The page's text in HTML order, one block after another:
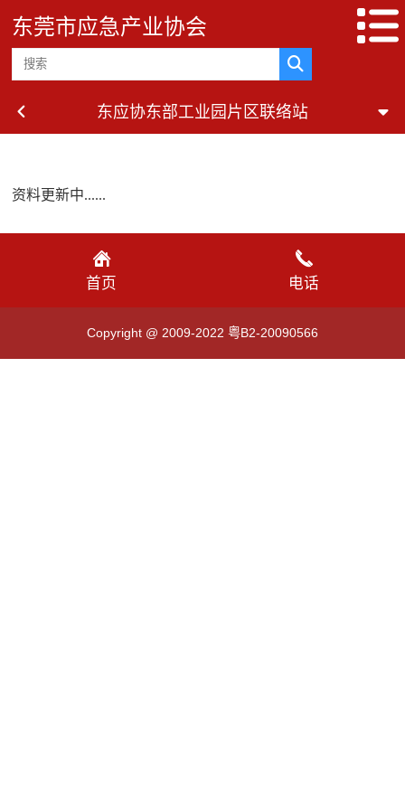
东莞市应急产业协会
东应协东部工业园片区联络站
资料更新中......
首页 电话
Copyright @ 2009-2022 粤B2-20090566